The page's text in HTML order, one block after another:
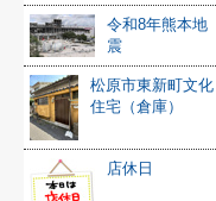
令和8年熊本地
震
松原市東新町文化
住宅（倉庫）
店休日